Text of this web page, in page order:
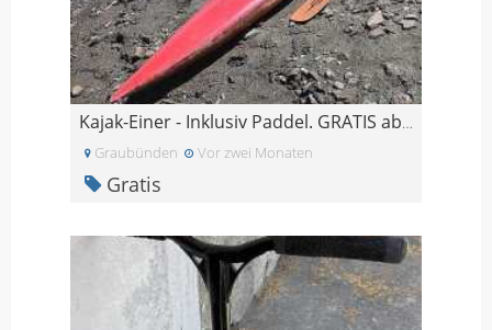
Kajak-Einer - Inklusiv Paddel. GRATIS abzugeben.
Graubünden Vor zwei Monaten
Gratis